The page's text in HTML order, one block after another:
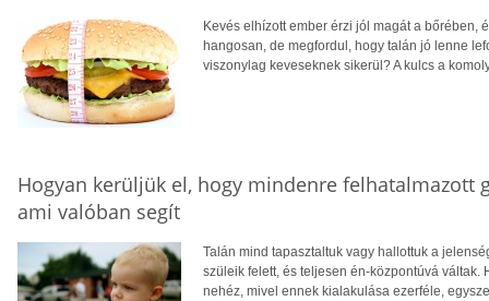
Kevés elhízott ember érzi jól magát a bőrében,
hangosan, de megfordul, hogy talán jó lenne
viszonylag keveseknek sikerül? A kulcs a
Hogyan kerüljük el, hogy mindenre felhatalmazott
ami valóban segít
Talán mind tapasztaltuk vagy hallottuk a
szüleik felett, és teljesen én-központúvá váltak.
nehéz, mivel ennek kialakulása ezerféle,